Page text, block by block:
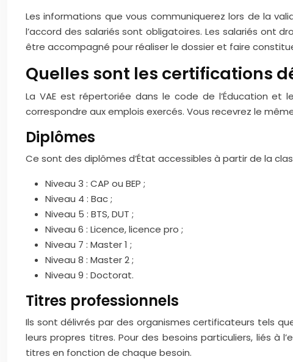
Les informations que vous communiquerez lors de la
l’accord des salariés sont obligatoires. Les salariés ont
être accompagné pour réaliser le dossier et faire
Quelles sont les certifications
La VAE est répertoriée dans le code de l’Éducation et
correspondre aux emplois exercés. Vous recevrez le
Diplômes
Ce sont des diplômes d’État accessibles à partir de la
Niveau 3 : CAP ou BEP ;
Niveau 4 : Bac ;
Niveau 5 : BTS, DUT ;
Niveau 6 : Licence, licence pro ;
Niveau 7 : Master 1 ;
Niveau 8 : Master 2 ;
Niveau 9 : Doctorat.
Titres professionnels
Ils sont délivrés par des organismes certificateurs tels
leurs propres titres. Pour des besoins particuliers, liés à
titres en fonction de chaque besoin.